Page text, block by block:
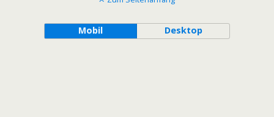
Mobil Desktop